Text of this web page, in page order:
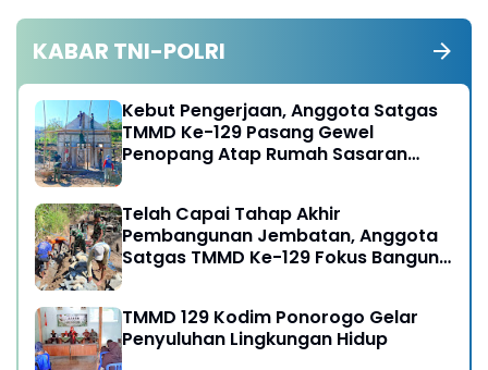
KABAR TNI-POLRI
Kebut Pengerjaan, Anggota Satgas
TMMD Ke-129 Pasang Gewel
Penopang Atap Rumah Sasaran
Telah Capai Tahap Akhir
Pembangunan Jembatan, Anggota
Satgas TMMD Ke-129 Fokus Bangun
TMMD 129 Kodim Ponorogo Gelar
Penyuluhan Lingkungan Hidup